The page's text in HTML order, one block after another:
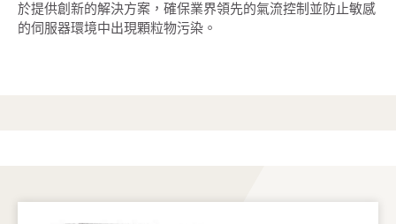
於提供創新的解決方案，確保業界領先的氣流控制並防止敏感
的伺服器環境中出現顆粒物污染。